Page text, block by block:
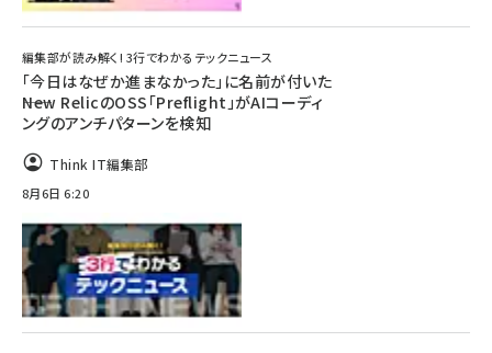
編集部が読み解く! 3行でわかるテックニュース
「今日はなぜか進まなかった」に名前が付いた
――New RelicのOSS「Preflight」がAIコーディ
ングのアンチパターンを検知
Think IT編集部
8月6日 6:20